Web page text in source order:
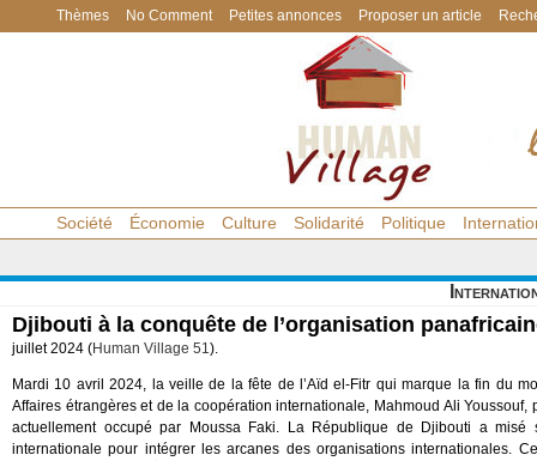
Thèmes No Comment Petites annonces Proposer un article
Société Économie Culture Solidarité Politique
Djibouti à la conquête de l’organisation
juillet 2024 (Human Village 51).
Mardi 10 avril 2024, la veille de la fête de l’Aïd el-Fitr qui marque la fin du
Affaires étrangères et de la coopération internationale, Mahmoud Ali
actuellement occupé par Moussa Faki. La République de Djibouti a
internationale pour intégrer les arcanes des organisations internationales.